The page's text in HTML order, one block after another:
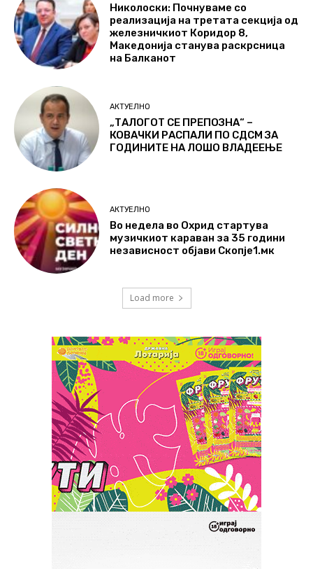
Николоски: Почнуваме со
реализација на третата секција од
железничкиот Коридор 8,
Македонија станува раскрсница
на Балканот
АКТУЕЛНО
„ТАЛОГОТ СЕ ПРЕПОЗНА“ –
КОВАЧКИ РАСПАЛИ ПО СДСМ ЗА
ГОДИНИТЕ НА ЛОШО ВЛАДЕЕЊЕ
АКТУЕЛНО
Во недела во Охрид стартува
музичкиот караван за 35 години
независност објави Скопје1.мк
Load more